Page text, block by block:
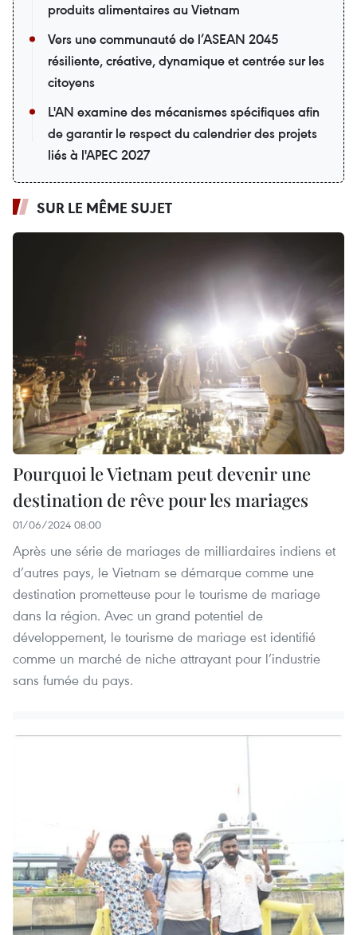
produits alimentaires au Vietnam
Vers une communauté de l’ASEAN 2045
résiliente, créative, dynamique et centrée sur les
citoyens
L'AN examine des mécanismes spécifiques afin
de garantir le respect du calendrier des projets
liés à l'APEC 2027
SUR LE MÊME SUJET
Pourquoi le Vietnam peut devenir une
destination de rêve pour les mariages
01/06/2024 08:00
Après une série de mariages de milliardaires indiens et
d’autres pays, le Vietnam se démarque comme une
destination prometteuse pour le tourisme de mariage
dans la région. Avec un grand potentiel de
développement, le tourisme de mariage est identifié
comme un marché de niche attrayant pour l’industrie
sans fumée du pays.